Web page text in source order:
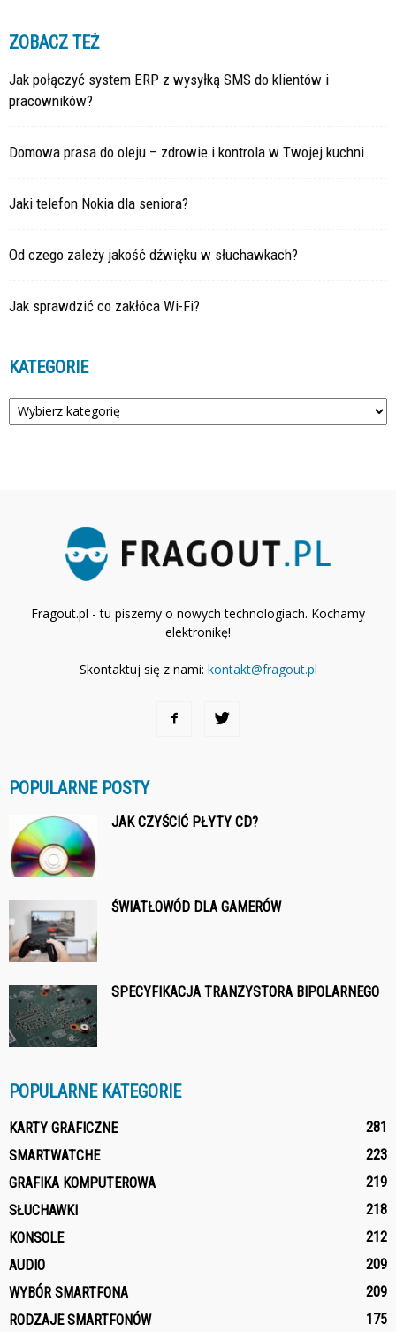
ZOBACZ TEŻ
Jak połączyć system ERP z wysyłką SMS do klientów i
pracowników?
Domowa prasa do oleju – zdrowie i kontrola w Twojej kuchni
Jaki telefon Nokia dla seniora?
Od czego zależy jakość dźwięku w słuchawkach?
Jak sprawdzić co zakłóca Wi-Fi?
KATEGORIE
Kategorie
Fragout.pl - tu piszemy o nowych technologiach. Kochamy
elektronikę!
Skontaktuj się z nami: kontakt@fragout.pl
POPULARNE POSTY
JAK CZYŚCIĆ PŁYTY CD?
ŚWIATŁOWÓD DLA GAMERÓW
SPECYFIKACJA TRANZYSTORA BIPOLARNEGO
POPULARNE KATEGORIE
KARTY GRAFICZNE
281
SMARTWATCHE
223
GRAFIKA KOMPUTEROWA
219
SŁUCHAWKI
218
KONSOLE
212
AUDIO
209
WYBÓR SMARTFONA
209
RODZAJE SMARTFONÓW
175